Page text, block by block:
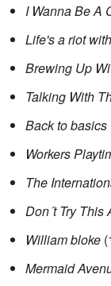
I Wanna Be A
Life's a riot
Brewing Up
Talking With
Back to basics
Workers
The
Don´t Try This
William bloke
Mermaid